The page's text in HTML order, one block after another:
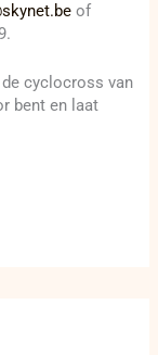
of
cyclocross van
bent en laat